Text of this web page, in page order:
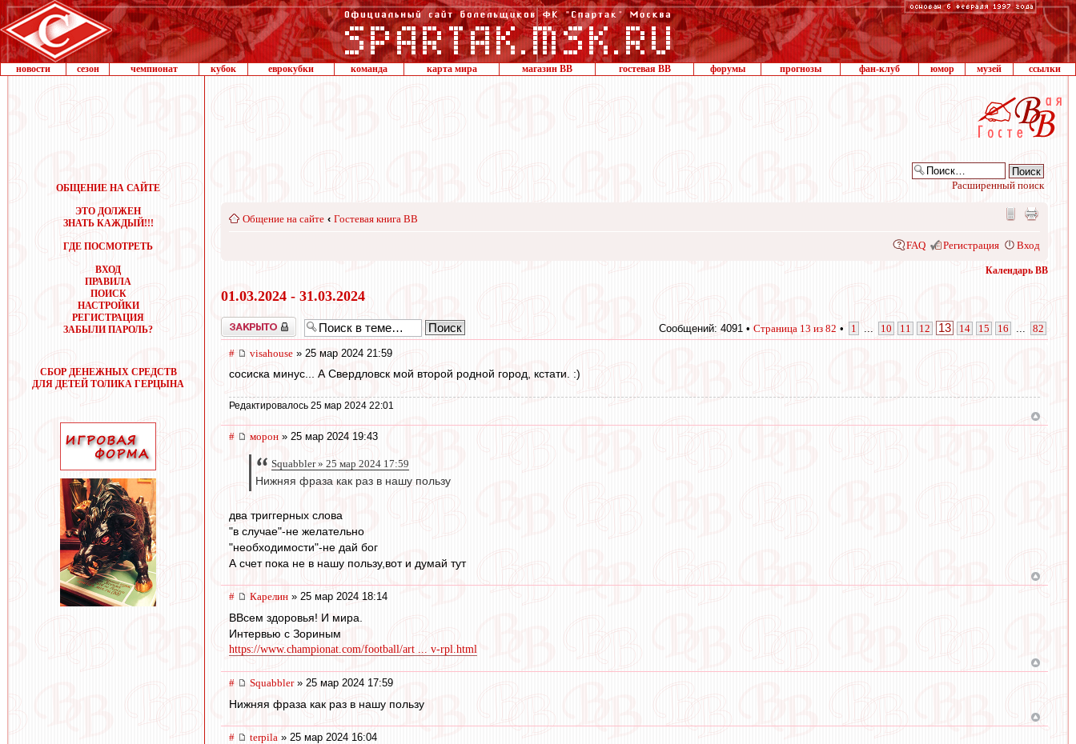
новости сезон чемпионат кубок еврокубки команда карта мира магазин ВВ гостевая ВВ форумы прогнозы фан-клуб юмор музей ссылки
ОБЩЕНИЕ НА САЙТЕ
ЭТО ДОЛЖЕН
ЗНАТЬ КАЖДЫЙ!!!
ГДЕ ПОСМОТРЕТЬ
ВХОД
ПРАВИЛА
ПОИСК
НАСТРОЙКИ
РЕГИСТРАЦИЯ
ЗАБЫЛИ ПАРОЛЬ?
СБОР ДЕНЕЖНЫХ СРЕДСТВ
ДЛЯ ДЕТЕЙ ТОЛИКА ГЕРЦЫНА
Расширенный поиск
Общение на сайте ‹ Гостевая книга ВВ
FAQ Регистрация Вход
Календарь ВВ
01.03.2024 - 31.03.2024
Закрыто Сообщений: 4091 • Страница 13 из 82 • 1 10 11 12 13 14 15 16 82
# visahouse » 25 мар 2024 21:59
сосиска минус... А Свердловск мой второй родной город, кстати. :)
Редактировалось 25 мар 2024 22:01
# морон » 25 мар 2024 19:43
Squabbler » 25 мар 2024 17:59
Нижняя фраза как раз в нашу пользу
два триггерных слова
"в случае"-не желательно
"необходимости"-не дай бог
А счет пока не в нашу пользу,вот и думай тут
# Карелин » 25 мар 2024 18:14
ВВсем здоровья! И мира.
Интервью с Зориным
https://www.championat.com/football/art ... v-rpl.html
# Squabbler» 25 мар 2024 17:59
Нижняя фраза как раз в нашу пользу
# terpila » 25 мар 2024 16:04